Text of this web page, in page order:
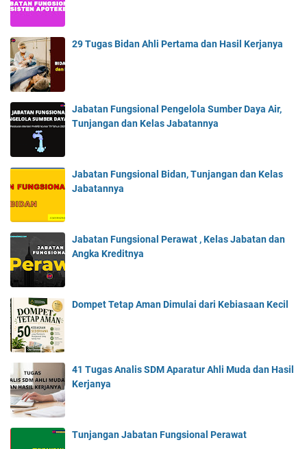
29 Tugas Bidan Ahli Pertama dan Hasil Kerjanya
Jabatan Fungsional Pengelola Sumber Daya Air,
Tunjangan dan Kelas Jabatannya
Jabatan Fungsional Bidan, Tunjangan dan Kelas
Jabatannya
Jabatan Fungsional Perawat , Kelas Jabatan dan
Angka Kreditnya
Dompet Tetap Aman Dimulai dari Kebiasaan Kecil
41 Tugas Analis SDM Aparatur Ahli Muda dan Hasil
Kerjanya
Tunjangan Jabatan Fungsional Perawat